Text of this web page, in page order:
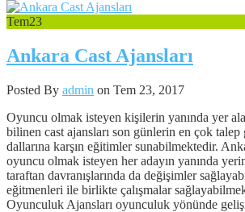
Tem23
Ankara Cast Ajansları
Posted By admin on Tem 23, 2017
Oyuncu olmak isteyen kişilerin yanında yer
bilinen cast ajansları son günlerin en çok
dallarına karşın eğitimler sunabilmektedir.
oyuncu olmak isteyen her adayın yanında
taraftan davranışlarında da değişimler
eğitmenleri ile birlikte çalışmalar
Oyunculuk Ajansları oyunculuk yönünde